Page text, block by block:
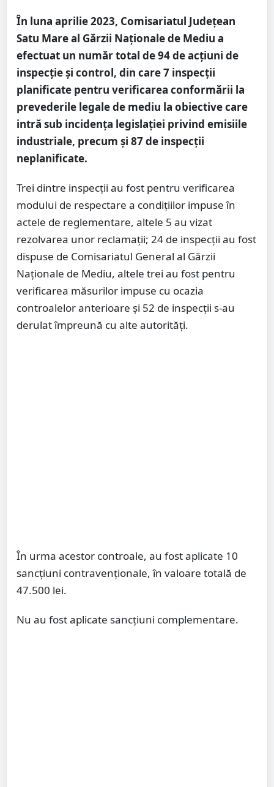
În luna aprilie 2023, Comisariatul Județean
Satu Mare al Gărzii Naționale de Mediu a
efectuat un număr total de 94 de acțiuni de
inspecţie și control, din care 7 inspecții
planificate pentru verificarea conformării la
prevederile legale de mediu la obiective care
intră sub incidența legislației privind emisiile
industriale, precum și 87 de inspecții
neplanificate.
Trei dintre inspecţii au fost pentru verificarea
modului de respectare a condiţiilor impuse în
actele de reglementare, altele 5 au vizat
rezolvarea unor reclamaţii; 24 de inspecţii au fost
dispuse de Comisariatul General al Gărzii
Naționale de Mediu, altele trei au fost pentru
verificarea măsurilor impuse cu ocazia
controalelor anterioare și 52 de inspecții s-au
derulat împreună cu alte autorități.
În urma acestor controale, au fost aplicate 10
sancţiuni contravenţionale, în valoare totală de
47.500 lei.
Nu au fost aplicate sancțiuni complementare.